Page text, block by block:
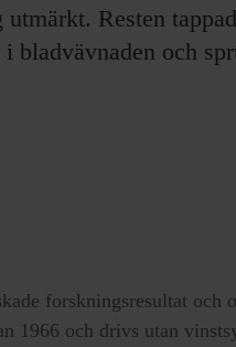
Resten
bladvävnaden och
forskningsresultat och
1966 och drivs utan